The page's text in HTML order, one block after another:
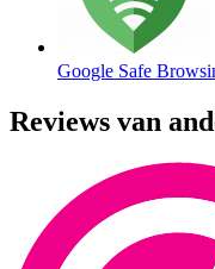
Google Safe
Reviews van